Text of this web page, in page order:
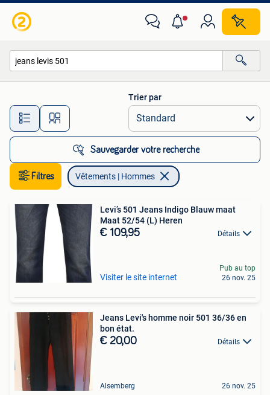
Toutes les distances…
Trier par
Sauvegarder votre recherche
Filtres Vêtements | Hommes
Levi’s 501 Jeans Indigo Blauw maat
Maat 52/54 (L) Heren
€ 109,95 Détails
Visiter le site internet
Pub au top
26 nov. 25
Jeans Levi's homme noir 501 36/36 en
bon état.
€ 20,00 Détails
Alsemberg 26 nov. 25